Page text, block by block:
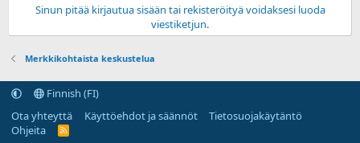
Sinun pitää kirjautua sisään tai rekisteröityä voidaksesi luoda
viestiketjun.
Merkkikohtaista keskustelua
Finnish (FI)
Ota yhteyttä
Käyttöehdot ja säännöt
Tietosuojakäytäntö
Ohjeita
R